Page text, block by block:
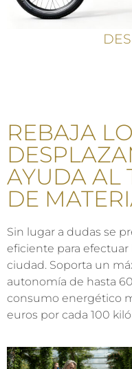
REBAJA
AYUDA AL
DE
Sin lugar a dudas se
eficiente para efectuar
ciudad. Soporta un
autonomía de hasta
consumo energético
euros por cada 100